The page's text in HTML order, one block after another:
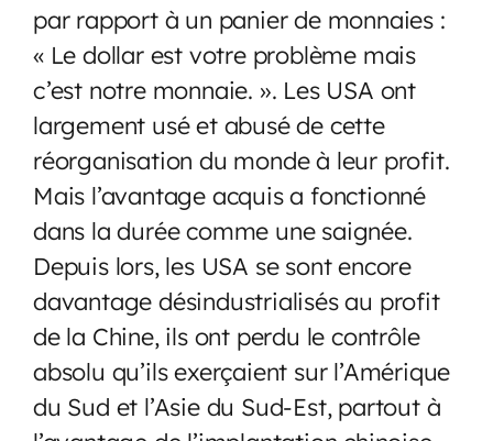
par rapport à un panier de monnaies :
« Le dollar est votre problème mais
c’est notre monnaie. ». Les USA ont
largement usé et abusé de cette
réorganisation du monde à leur profit.
Mais l’avantage acquis a fonctionné
dans la durée comme une saignée.
Depuis lors, les USA se sont encore
davantage désindustrialisés au profit
de la Chine, ils ont perdu le contrôle
absolu qu’ils exerçaient sur l’Amérique
du Sud et l’Asie du Sud-Est, partout à